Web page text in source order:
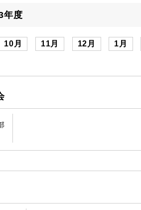
年度
10月 11月 12月 1月